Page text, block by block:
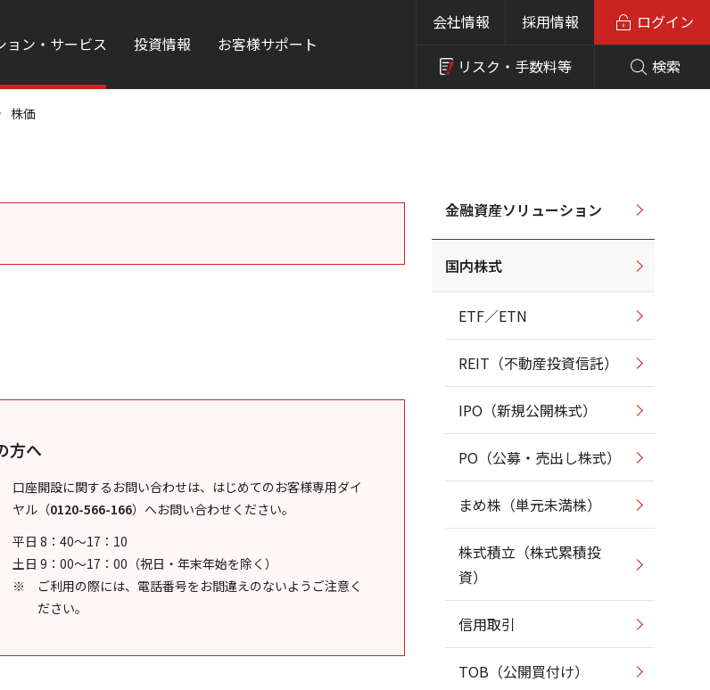
ョン・サービス 投資情報 お客様サポート
会社情報 採用情報
リスク・ 手数料等 検索
ログイン
株価
方へ
口座開設に関するお問い合わせは、はじめてのお客様専用ダイ
ヤル （0120-566-166） へお問い合わせください。
平日 8：40～17：10
土日 9：00～17：00（祝日・年末年始を除く）
ご利用の際には、電話番号をお間違えのないようご注意く
ださい。
金融資産ソリューション
国内株式
ETF／ETN
REIT（不動産投資信託）
IPO（新規公開株式）
PO（公募・売出し株式）
まめ株（単元未満株）
株式積立（株式累積投
資）
信用取引
TOB（公開買付け）